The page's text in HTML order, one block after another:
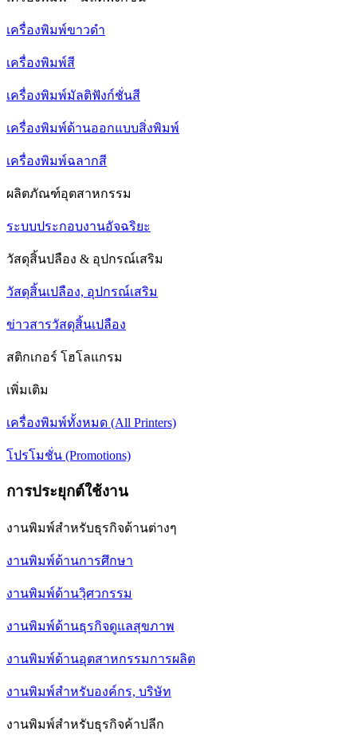
เครื่องพิมพ์ขาวดำ
เครื่องพิมพ์สี
เครื่องพิมพ์มัลติฟังก์ชั่นสี
เครื่องพิมพ์ด้านออกแบบสิ่งพิมพ์
เครื่องพิมพ์ฉลากสี
ผลิตภัณฑ์อุตสาหกรรม
ระบบประกอบงานอัจฉริยะ
วัสดุสิ้นปลือง & อุปกรณ์เสริม
วัสดุสิ้นเปลือง, อุปกรณ์เสริม
ข่าวสารวัสดุสิ้นเปลือง
สติกเกอร์ โฮโลแกรม
เพิ่มเติม
เครื่องพิมพ์ทั้งหมด (All Printers)
โปรโมชั่น (Promotions)
การประยุกต์ใช้งาน
งานพิมพ์สำหรับธุรกิจด้านต่างๆ
งานพิมพ์ด้านการศึกษา
งานพิมพ์ด้านวฺิศวกรรม
งานพิมพ์ด้านธุรกิจดูแลสุขภาพ
งานพิมพ์ด้านอุตสาหกรรมการผลิต
งานพิมพ์สำหรับองค์กร, บริษัท
งานพิมพ์สำหรับธุรกิจค้าปลีก